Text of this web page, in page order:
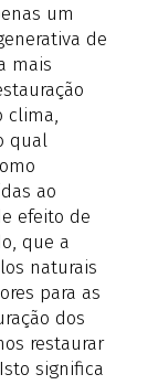
um
de
mais
clima,
qual
ao
efeito de
que a
naturais
para as
dos
restaurar
significa